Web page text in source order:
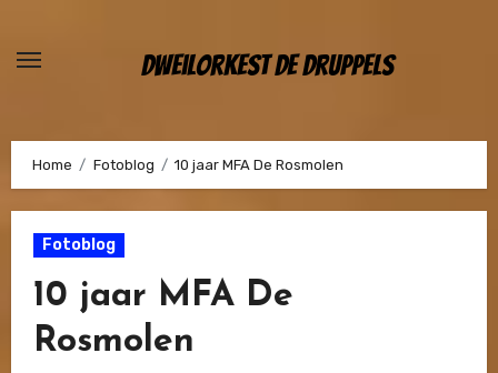
Dweilorkest De Druppels
Home Fotoblog 10 jaar MFA De Rosmolen
Fotoblog
10 jaar MFA De
Rosmolen